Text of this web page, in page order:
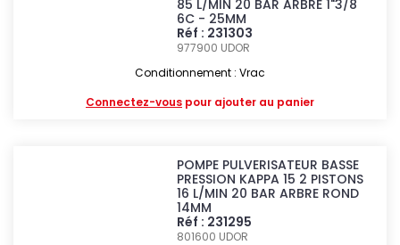
85 L/MIN 20 BAR ARBRE 1"3/8
6C - 25MM
Réf : 231303
977900 UDOR
Conditionnement : Vrac
Connectez-vous pour ajouter au panier
POMPE PULVERISATEUR BASSE
PRESSION KAPPA 15 2 PISTONS
16 L/MIN 20 BAR ARBRE ROND
14MM
Réf : 231295
801600 UDOR